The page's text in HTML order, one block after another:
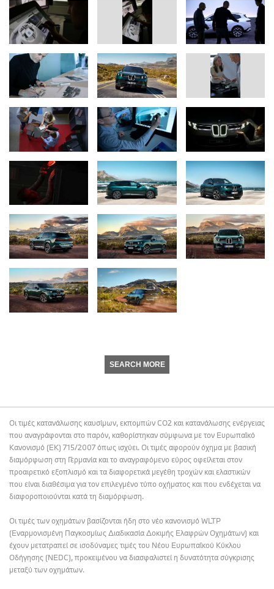
SEARCH MORE
Οι τιμές κατανάλωσης καυσίμων, εκπομπών CO2 και κατανάλωσης ενέργειας
που αναγράφονται στο παρόν, καθορίστηκαν σύμφωνα με τον Ευρωπαϊκό
Κανονισμό (ΕΚ) 715/2007 όπως ισχύει. Οι τιμές αφορούν όχημα με βασική
διαμόρφωση στη Γερμανία και το αναγραφόμενο εύρος οφείλεται στον
προαιρετικό εξοπλισμό και τα διαφορετικά μεγέθη τροχών και ελαστικών
που είναι διαθέσιμα για τον επιλεγμένο τύπο οχήματος και που ενδέχεται να
διαφοροποιούνται κατά τη διαμόρφωση.
Οι τιμές των οχημάτων βασίζονται ήδη στο νέο κανονισμό WLTP
(Εναρμονισμένη Παγκοσμίως Διαδικασία Δοκιμής Ελαφρών Οχημάτων) και
έχουν μετατραπεί σε ισοδύναμες τιμές του Νέου Ευρωπαϊκού Κύκλου
Οδήγησης (NEDC), προκειμένου να διασφαλιστεί η δυνατότητα σύγκρισης
μεταξύ των οχημάτων.